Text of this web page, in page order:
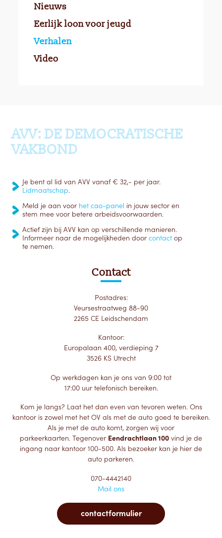
Nieuws
Eerlijk loon voor jeugd
Verhalen
Video
AVV: DE DEMOCRATISCHE
VAKBOND
Je bent al lid van AVV vanaf € 32,- per jaar.
Lidmaatschap.
Meld je aan voor het cao-panel in jouw sector en
stem mee voor betere arbeidsvoorwaarden.
Actief zijn bij AVV kan op verschillende manieren.
Informeer naar de mogelijkheden door contact op
te nemen.
Contact
Postadres:
Veursestraatweg 88-90
2265 CE Leidschendam
Kantoor:
Europalaan 400, verdieping 7
3526 KS Utrecht
Op werkdagen kan je ons van 9:00 tot
17:00 uur telefonisch bereiken.
Kom je langs? Laat het dan even van tevoren weten. Ons
kantoor is zowel met het OV als met de auto goed te bereiken.
Als je met de auto komt, zorgen wij voor
parkeerkaarten. Tegenover Eendrachtlaan 100 vind je de
ingang naar kantoor 100-500. Als bezoeker kan je hier de
auto parkeren.
070-4442140
Mail ons
contactformulier